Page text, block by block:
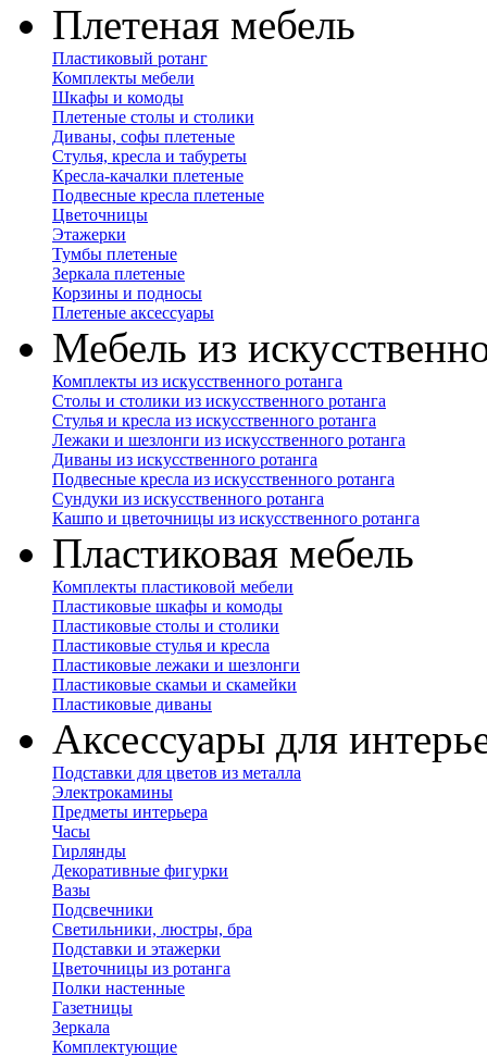
Плетеная мебель
Пластиковый ротанг
Комплекты мебели
Шкафы и комоды
Плетеные столы и столики
Диваны, софы плетеные
Стулья, кресла и табуреты
Кресла-качалки плетеные
Подвесные кресла плетеные
Цветочницы
Этажерки
Тумбы плетеные
Зеркала плетеные
Корзины и подносы
Плетеные аксессуары
Мебель из
Комплекты из искусственного ротанга
Столы и столики из искусственного ротанга
Стулья и кресла из искусственного ротанга
Лежаки и шезлонги из искусственного ротанга
Диваны из искусственного ротанга
Подвесные кресла из искусственного ротанга
Сундуки из искусственного ротанга
Кашпо и цветочницы из искусственного ротанга
Пластиковая мебель
Комплекты пластиковой мебели
Пластиковые шкафы и комоды
Пластиковые столы и столики
Пластиковые стулья и кресла
Пластиковые лежаки и шезлонги
Пластиковые скамьи и скамейки
Пластиковые диваны
Аксессуары для
Подставки для цветов из металла
Электрокамины
Предметы интерьера
Часы
Гирлянды
Декоративные фигурки
Вазы
Подсвечники
Светильники, люстры, бра
Подставки и этажерки
Цветочницы из ротанга
Полки настенные
Газетницы
Зеркала
Комплектующие